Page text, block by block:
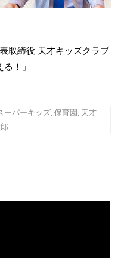
取締役 天才キッズクラブ
！」
ーパーキッズ,保育園, 天才